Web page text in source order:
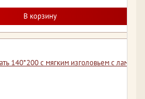
В корзину
140*200 с мягким изголовьем с